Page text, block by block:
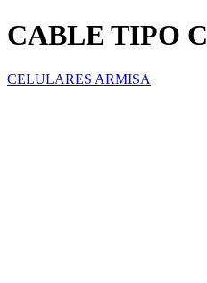
CABLE TIPO C
CELULARES ARMISA